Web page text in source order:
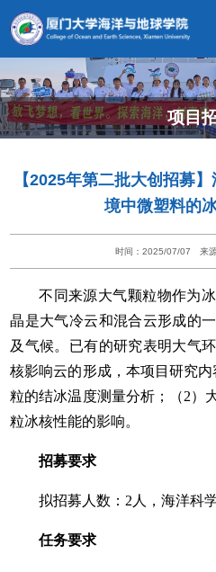
项目
【2025年第二批大创招募
境中微塑料的
时间：2025/07/07 来
不同来源大气颗粒物作为
晶是大气冷云和混合云形成的
及气候。已有的研究表明大气
核影响云的形成， 本项目研究内
粒的结冰温度测量分析；（2）
粒冰核性能的影响。
招募要求
拟招募人数：2人，海洋科
任务要求